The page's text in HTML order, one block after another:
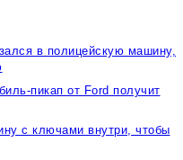
в полицейскую машину,
пикап от Ford получит
с ключами внутри, чтобы